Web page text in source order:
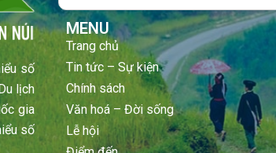
số
lịch
gia
số
MENU
Trang chủ
Tin tức – Sự kiện
Chính sách
Văn hoá – Đời sống
Lễ hội